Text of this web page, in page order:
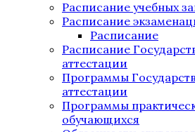
Расписание учебных
Расписание
Расписание
Расписание
аттестации
Программы
аттестации
Программы
обучающихся